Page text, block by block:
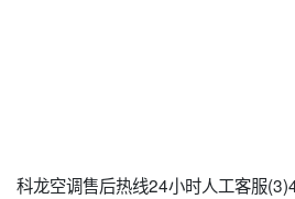
科龙空调售后热线24小时人工客服